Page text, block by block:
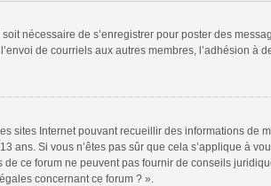
nécessaire de s’enregistrer pour poster des
de courriels aux autres membres, l’adhésion à
sites Internet pouvant recueillir des informations de
ans. Si vous n’êtes pas sûr que cela s’applique à
ce forum ne peuvent pas fournir de conseils
concernant ce forum ? ».